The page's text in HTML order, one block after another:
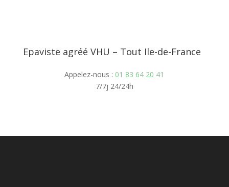
Epaviste agréé VHU – Tout Ile-de-France
Appelez-nous : 01 83 64 20 41
7/7j 24/24h